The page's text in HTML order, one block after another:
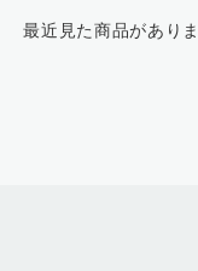
最近見た商品がありま